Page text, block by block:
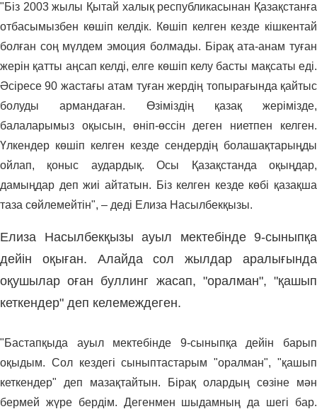
"Біз 2003 жылы Қытай халық республикасынан Қазақстанға
отбасымызбен көшіп келдік. Көшіп келген кезде кішкентай
болған соң мүлдем эмоция болмады. Бірақ ата-анам туған
жерін қатты аңсап келді, елге көшіп келу басты мақсаты еді.
Әсіресе 90 жастағы атам туған жердің топырағында қайтыс
болуды армандаған. Өзіміздің қазақ жерімізде,
балаларымыз оқысын, өніп-өссін деген ниетпен келген.
Үлкендер көшіп келген кезде сендердің болашақтарыңды
ойлап, қоныс аудардық. Осы Қазақстанда оқыңдар,
дамыңдар деп жиі айтатын. Біз келген кезде көбі қазақша
таза сөйлемейтін", – деді Елиза Насылбекқызы.
Елиза Насылбекқызы ауыл мектебінде 9-сыныпқа
дейін оқыған. Алайда сол жылдар аралығында
оқушылар оған буллинг жасап, "оралман", "қашып
кеткендер" деп келемеждеген.
"Бастапқыда ауыл мектебінде 9-сыныпқа дейін барып
оқыдым. Сол кездегі сыныптастарым "оралман", "қашып
кеткендер" деп мазақтайтын. Бірақ олардың сөзіне мән
бермей жүре бердім. Дегенмен шыдамның да шегі бар.